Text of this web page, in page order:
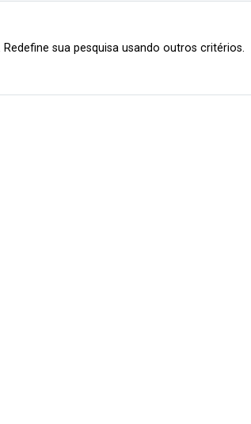
Redefine sua pesquisa usando outros critérios.